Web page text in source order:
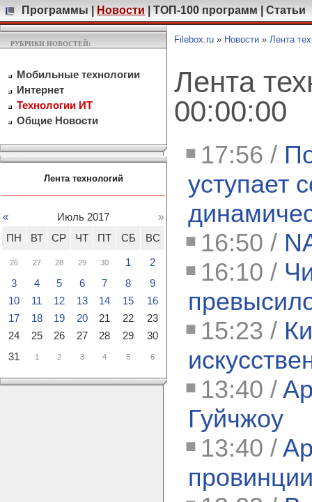
Программы Новости ТОП-100 программ Статьи
РУБРИКИ НОВОСТЕЙ:
Мобильные технологии
Интернет
Технологии ИТ
Общие Новости
Лента технологий
« Июль 2017
»
ПН
ВТ СР ЧТ ПТ СБ ВС
26 27 28 29 30 1
2
3
4 5 6 7 8
9
10
11 12 13 14 15
16
17
18 19 20 21 22
23
24
25 26 27 28 29
30
31
1 2 3 4 5 6
Filebox.ru » Новости » Лента
Лента
00:00:00
17:56 /
уступает
16:50 /
16:10 /
15:23 /
13:40 /
Гуйчжоу
13:40 /